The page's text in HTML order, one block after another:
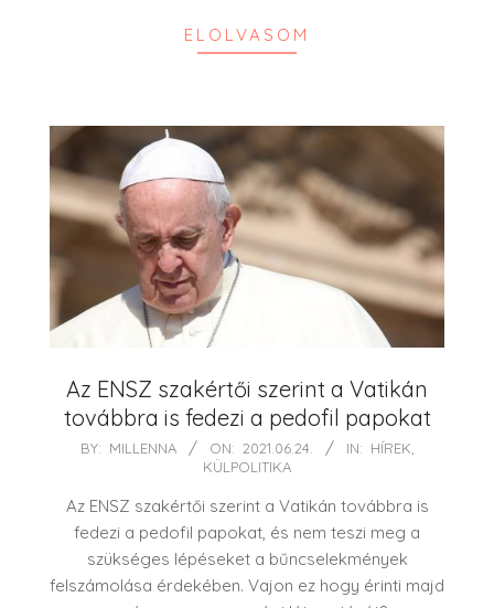
ELOLVASOM
Az ENSZ szakértői szerint a Vatikán
továbbra is fedezi a pedofil papokat
2021-BY: MILLENNA ON: 2021.06.24. IN: HÍREK,
KÜLPOLITIKA
Az ENSZ szakértői szerint a Vatikán továbbra is
fedezi a pedofil papokat, és nem teszi meg a
szükséges lépéseket a bűncselekmények
felszámolása érdekében. Vajon ez hogy érinti majd